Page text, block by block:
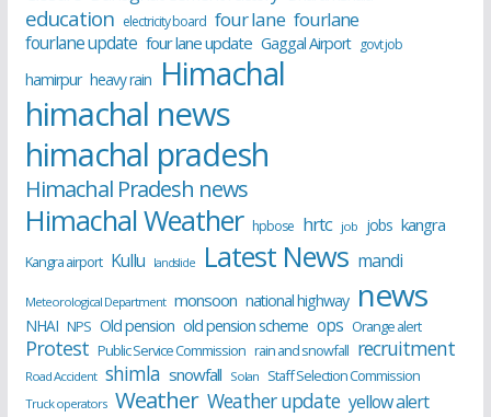
education electricity board four lane fourlane
fourlane update four lane update Gaggal Airport govt job
hamirpur heavy rain Himachal
himachal news
himachal pradesh
Himachal Pradesh news
Himachal Weather hpbose hrtc job jobs kangra
Kangra airport Kullu landslide Latest News mandi
Meteorological Department monsoon national highway news
NHAI NPS Old pension old pension scheme ops Orange alert
Protest Public Service Commission rain and snowfall recruitment
Road Accident shimla snowfall Solan Staff Selection Commission
Truck operators Weather Weather update yellow alert